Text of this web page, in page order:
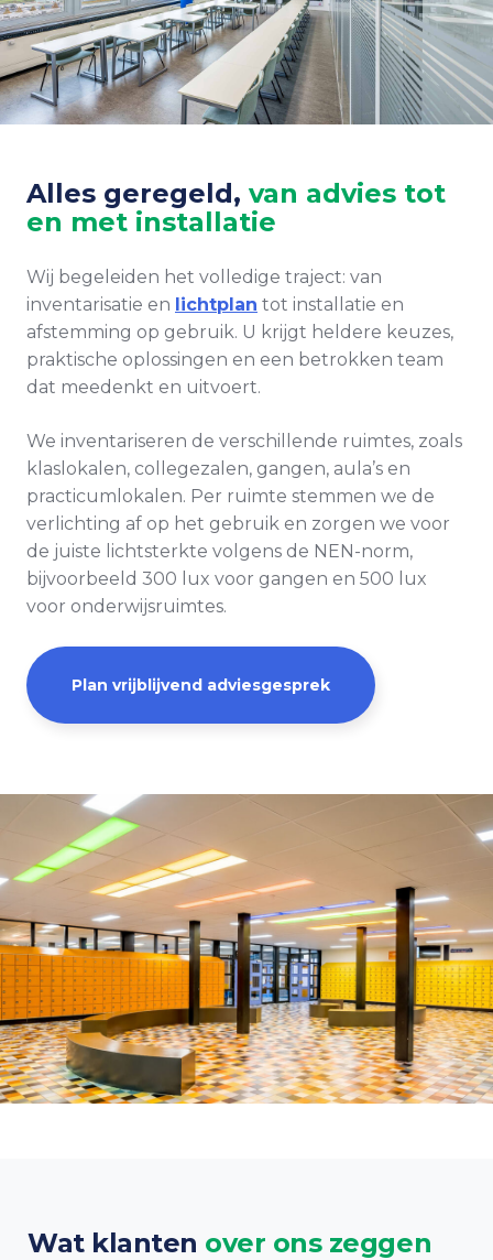
Alles geregeld, van advies tot
en met installatie
Wij begeleiden het volledige traject: van
inventarisatie en lichtplan tot installatie en
afstemming op gebruik. U krijgt heldere keuzes,
praktische oplossingen en een betrokken team
dat meedenkt en uitvoert.
We inventariseren de verschillende ruimtes, zoals
klaslokalen, collegezalen, gangen, aula’s en
practicumlokalen. Per ruimte stemmen we de
verlichting af op het gebruik en zorgen we voor
de juiste lichtsterkte volgens de NEN-norm,
bijvoorbeeld 300 lux voor gangen en 500 lux
voor onderwijsruimtes.
Plan vrijblijvend adviesgesprek
Wat klanten over ons zeggen